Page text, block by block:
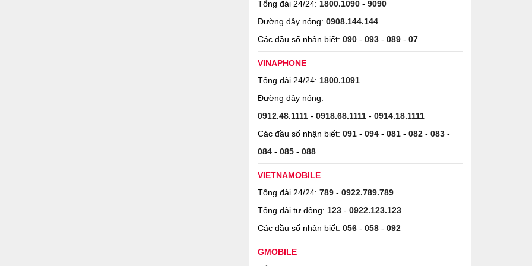
Tổng đài 24/24: 1800.1090 - 9090
Đường dây nóng: 0908.144.144
Các đầu số nhận biết: 090 - 093 - 089 - 07
VINAPHONE
Tổng đài 24/24: 1800.1091
Đường dây nóng:
0912.48.1111 - 0918.68.1111 - 0914.18.1111
Các đầu số nhận biết: 091 - 094 - 081 - 082 - 083 -
084 - 085 - 088
VIETNAMOBILE
Tổng đài 24/24: 789 - 0922.789.789
Tổng đài tự động: 123 - 0922.123.123
Các đầu số nhận biết: 056 - 058 - 092
GMOBILE